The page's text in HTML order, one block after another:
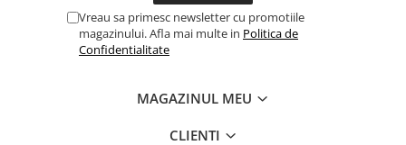
Fond de janta
Sei si tija sa bicicleta
Tija sa bicicleta
Vreau sa primesc newsletter cu promotiile
magazinului. Afla mai multe in Politica de
Confidentialitate
MAGAZINUL MEU
CLIENTI